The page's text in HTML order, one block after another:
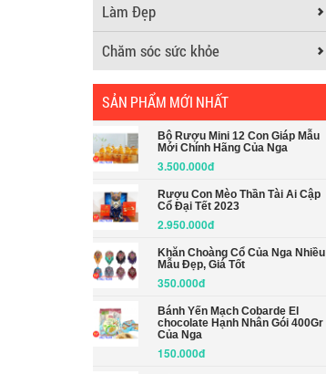
Làm Đẹp
Chăm sóc sức khỏe
SẢN PHẨM MỚI NHẤT
Bộ Rượu Mini 12 Con Giáp Mẫu
Mới Chính Hãng Của Nga
3.500.000đ
Rượu Con Mèo Thần Tài Ai Cập
Cổ Đại Tết 2023
2.950.000đ
Khăn Choàng Cổ Của Nga Nhiều
Mẫu Đẹp, Giá Tốt
350.000đ
Bánh Yến Mạch Cobarde El
chocolate Hạnh Nhân Gói 400Gr
Của Nga
150.000đ